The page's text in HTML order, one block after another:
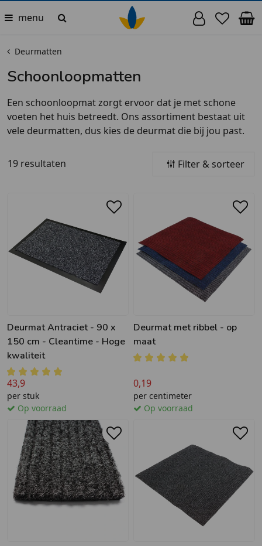
menu
Deurmatten
Schoonloopmatten
Een schoonloopmat zorgt ervoor dat je met schone
voeten het huis betreedt. Ons assortiment bestaat uit
vele deurmatten, dus kies de deurmat die bij jou past.
19 resultaten Filter & sorteer
Deurmat Antraciet - 90 x
150 cm - Cleantime - Hoge
kwaliteit
43,9
per stuk
Op voorraad
Deurmat met ribbel - op
maat
0,19
per centimeter
Op voorraad